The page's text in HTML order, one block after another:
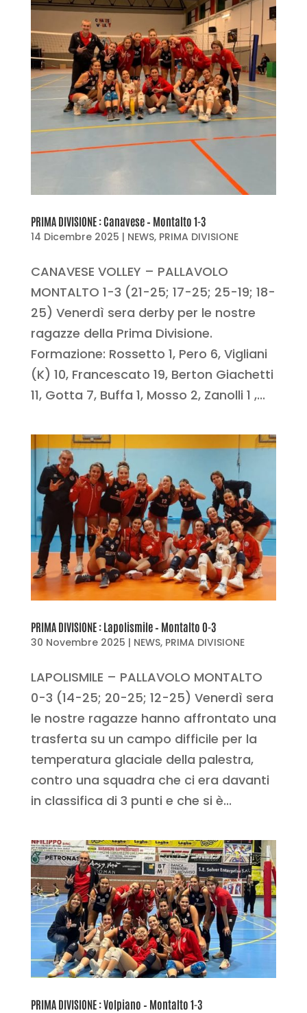
PRIMA DIVISIONE : Canavese – Montalto 1-3
14 Dicembre 2025 | NEWS, PRIMA DIVISIONE
CANAVESE VOLLEY – PALLAVOLO
MONTALTO 1-3 (21-25; 17-25; 25-19; 18-
25) Venerdì sera derby per le nostre
ragazze della Prima Divisione.
Formazione: Rossetto 1, Pero 6, Vigliani
(K) 10, Francescato 19, Berton Giachetti
11, Gotta 7, Buffa 1, Mosso 2, Zanolli 1 ,...
PRIMA DIVISIONE : Lapolismile – Montalto 0-3
30 Novembre 2025 | NEWS, PRIMA DIVISIONE
LAPOLISMILE – PALLAVOLO MONTALTO
0-3 (14-25; 20-25; 12-25) Venerdì sera
le nostre ragazze hanno affrontato una
trasferta su un campo difficile per la
temperatura glaciale della palestra,
contro una squadra che ci era davanti
in classifica di 3 punti e che si è...
PRIMA DIVISIONE : Volpiano – Montalto 1-3